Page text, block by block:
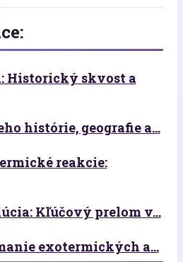
Historický skvost a
histórie, geografie a...
reakcie:
Kľúčový prelom v...
exotermických a...